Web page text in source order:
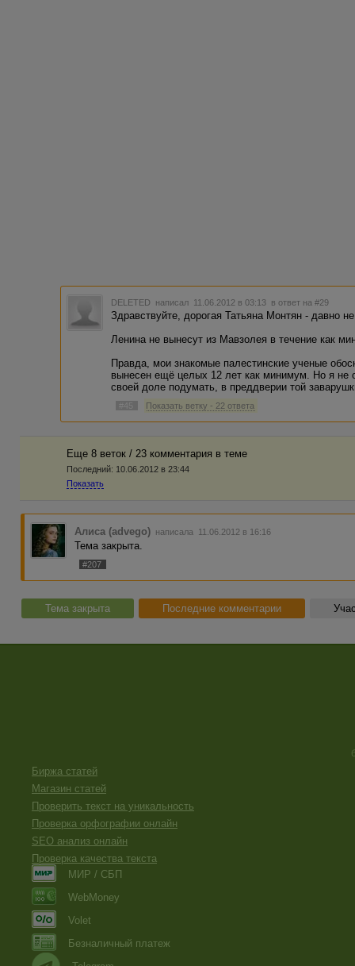
DELETED написал 11.06.2012 в 03:13 в ответ на #29
Здравствуйте, дорогая Татьяна Монтян - давно
Ленина не вынесут из Мавзолея в течение как
Правда, мои знакомые палестинские ученые
вынесен ещё целых 12 лет как минимум. Но я не
своей доле подумать, в преддверии той
#45 Показать ветку - 22 ответа
Еще 8 веток / 23 комментария в темe
Последний: 10.06.2012 в 23:44
Показать
Алиса (advego) написала 11.06.2012 в 16:16
Тема закрыта.
#207
Тема закрыта Последние комментарии
Биржа статей
Магазин статей
Проверить текст на уникальность
Проверка орфографии онлайн
SEO анализ онлайн
Проверка качества текста
МИР / СБП
WebMoney
Volet
Безналичный платеж